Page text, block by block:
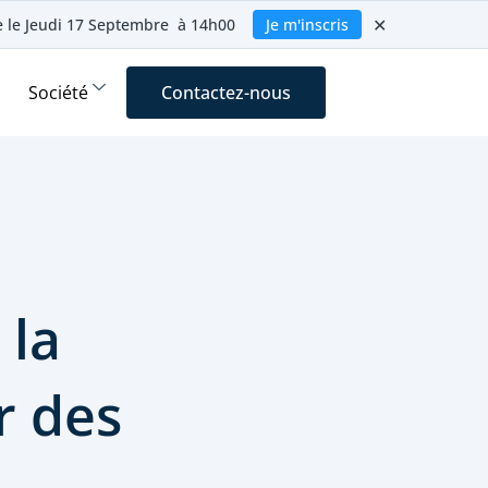
Jeudi 17 Septembre à 14h00 Je m'inscris ✕
Société Contactez-nous
des